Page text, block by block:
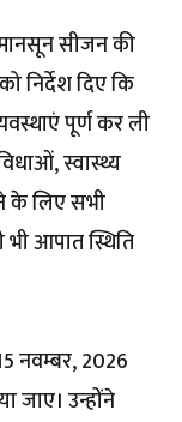
सीजन की
निर्देश दिए कि
पूर्ण कर ली
स्वास्थ्य
के लिए सभी
आपात स्थिति
नवम्बर, 2026
जाए। उन्होंने